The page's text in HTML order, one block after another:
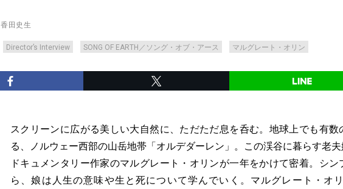
香田史生
Director’s Interview SONG OF EARTH／ソング・オブ・アース マルグレート・オリン
スクリーンに広がる美しい大自然に、ただただ息を呑む。地球上でも有数
る、ノルウェー西部の山岳地帯「オルデダーレン」。この渓谷に暮らす老
ドキュメンタリー作家のマルグレート・オリンが一年をかけて密着。シ
ら、娘は人生の意味や生と死について学んでいく。マルグレート・オ